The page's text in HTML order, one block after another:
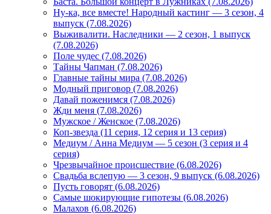
Ну-ка, все вместе! Народный кастинг — 3 сезон, 4
выпуск (7.08.2026)
Выживалити. Наследники — 2 сезон, 1 выпуск
(7.08.2026)
Поле чудес (7.08.2026)
Тайны Чапман (7.08.2026)
Главные тайны мира (7.08.2026)
Модный приговор (7.08.2026)
Давай поженимся (7.08.2026)
Жди меня (7.08.2026)
Мужское / Женское (7.08.2026)
Коп-звезда (11 серия, 12 серия и 13 серия)
Медиум / Анна Медиум — 5 сезон (3 серия и 4
серия)
Чрезвычайное происшествие (6.08.2026)
Свадьба вслепую — 3 сезон, 9 выпуск (6.08.2026)
Пусть говорят (6.08.2026)
Самые шокирующие гипотезы (6.08.2026)
Малахов (6.08.2026)